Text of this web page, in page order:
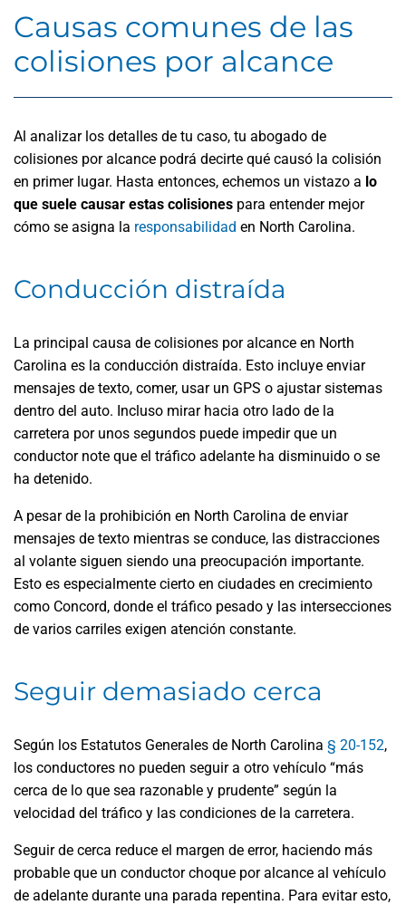
Causas comunes de las
colisiones por alcance
Al analizar los detalles de tu caso, tu abogado de
colisiones por alcance podrá decirte qué causó la colisión
en primer lugar. Hasta entonces, echemos un vistazo a lo
que suele causar estas colisiones para entender mejor
cómo se asigna la responsabilidad en North Carolina.
Conducción distraída
La principal causa de colisiones por alcance en North
Carolina es la conducción distraída. Esto incluye enviar
mensajes de texto, comer, usar un GPS o ajustar sistemas
dentro del auto. Incluso mirar hacia otro lado de la
carretera por unos segundos puede impedir que un
conductor note que el tráfico adelante ha disminuido o se
ha detenido.
A pesar de la prohibición en North Carolina de enviar
mensajes de texto mientras se conduce, las distracciones
al volante siguen siendo una preocupación importante.
Esto es especialmente cierto en ciudades en crecimiento
como Concord, donde el tráfico pesado y las intersecciones
de varios carriles exigen atención constante.
Seguir demasiado cerca
Según los Estatutos Generales de North Carolina § 20-152,
los conductores no pueden seguir a otro vehículo “más
cerca de lo que sea razonable y prudente” según la
velocidad del tráfico y las condiciones de la carretera.
Seguir de cerca reduce el margen de error, haciendo más
probable que un conductor choque por alcance al vehículo
de adelante durante una parada repentina. Para evitar esto,